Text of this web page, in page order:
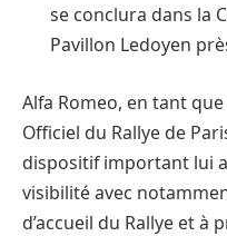
se conclura dans la
Pavillon Ledoyen
Alfa Romeo, en tant
Officiel du Rallye de
dispositif important lui
visibilité avec
d’accueil du Rallye et à